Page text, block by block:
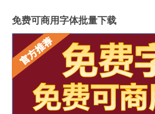
免费可商用字体批量下载